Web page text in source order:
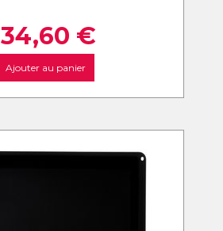
34,60 €
Ajouter au panier